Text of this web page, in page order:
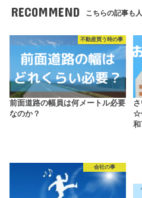
RECOMMEND こちらの記事も人
不動産買う時の事
前面道路の幅員は何メートル必要
なのか？
☆
会社の事